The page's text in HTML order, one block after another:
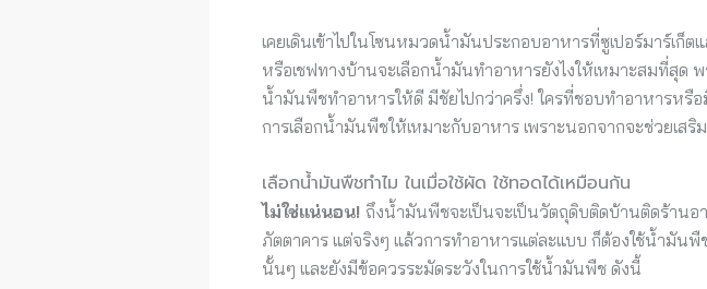
เคยเดินเข้าไปในโซนหมวดน้ำมันประกอบอาหารที่ซูเปอร์มาร์เ
หรือเชฟทางบ้านจะเลือกน้ำมันทำอาหารยังไงให้เหมาะสมที่สุด
น้ำมันพืชทำอาหารให้ดี มีชัยไปกว่าครึ่ง! ใครที่ชอบทำอาหารหรือ
การเลือกน้ำมันพืชให้เหมาะกับอาหาร เพราะนอกจากจะช่วยเส
เลือกน้ำมันพืชทำไม ในเมื่อใช้ผัด ใช้ทอดได้เหมือนกัน
ไม่ใช่แน่นอน! ถึงน้ำมันพืชจะเป็นจะเป็นวัตถุดิบติดบ้านติดร้านอ
ภัตตาคาร แต่จริงๆ แล้วการทำอาหารแต่ละแบบ ก็ต้องใช้น้ำมัน
นั้นๆ และยังมีข้อควรระมัดระวังในการใช้น้ำมันพืช ดังนี้